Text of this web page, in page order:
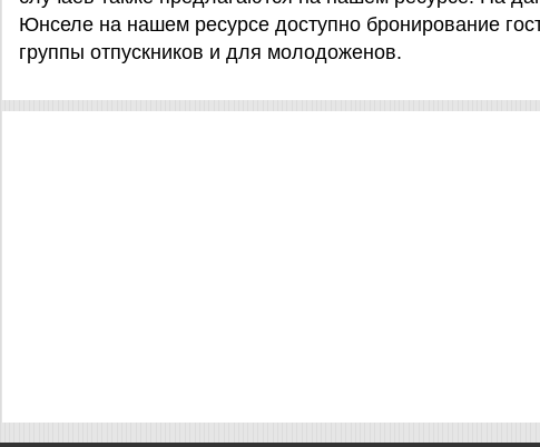
Юнселе на нашем ресурсе доступно бронирование
группы отпускников и для молодоженов.